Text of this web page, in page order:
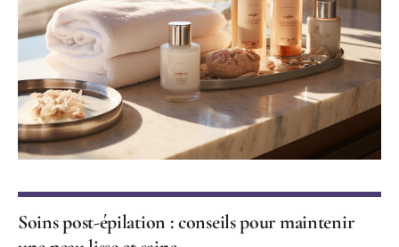
Soins post-épilation : conseils pour maintenir